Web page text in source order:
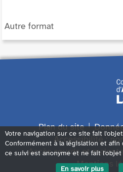
Autre format
Plan du site
Accessibilité :
Accès sourds et
Mentions
Votre navigation sur ce site fait
Conformément à la législation et
ce suivi est anonyme et ne fait
En savoir plus